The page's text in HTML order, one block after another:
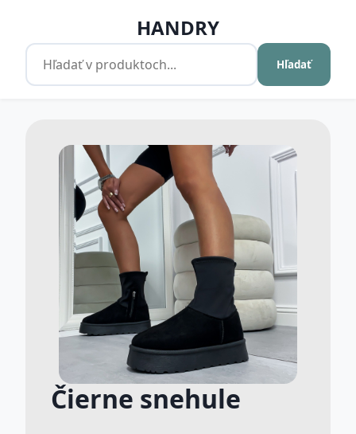
HANDRY
Hľadať
Čierne snehule